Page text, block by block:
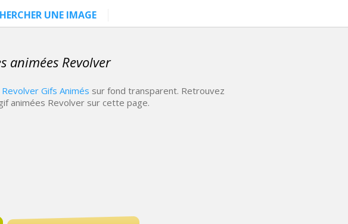
UNE IMAGE
animées Revolver
Revolver Gifs Animés sur fond transparent. Retrouvez
animées Revolver sur cette page.